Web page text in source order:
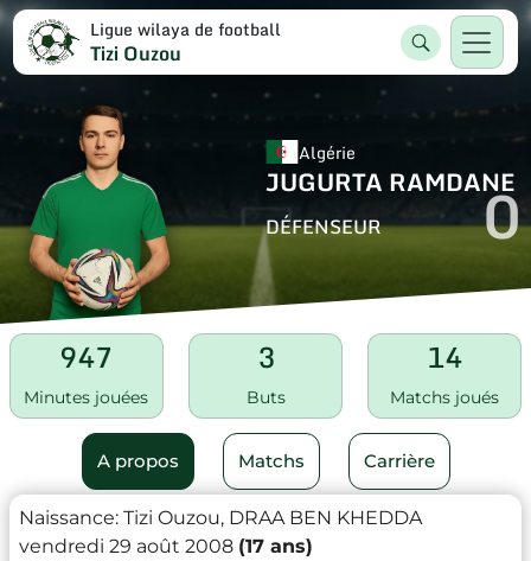
Ligue wilaya de football
Tizi Ouzou
Algérie
JUGURTA RAMDANE
DÉFENSEUR 0
947
Minutes jouées
3
Buts
14
Matchs joués
A propos Matchs Carrière
Naissance: Tizi Ouzou, DRAA BEN KHEDDA
vendredi 29 août 2008 (17 ans)